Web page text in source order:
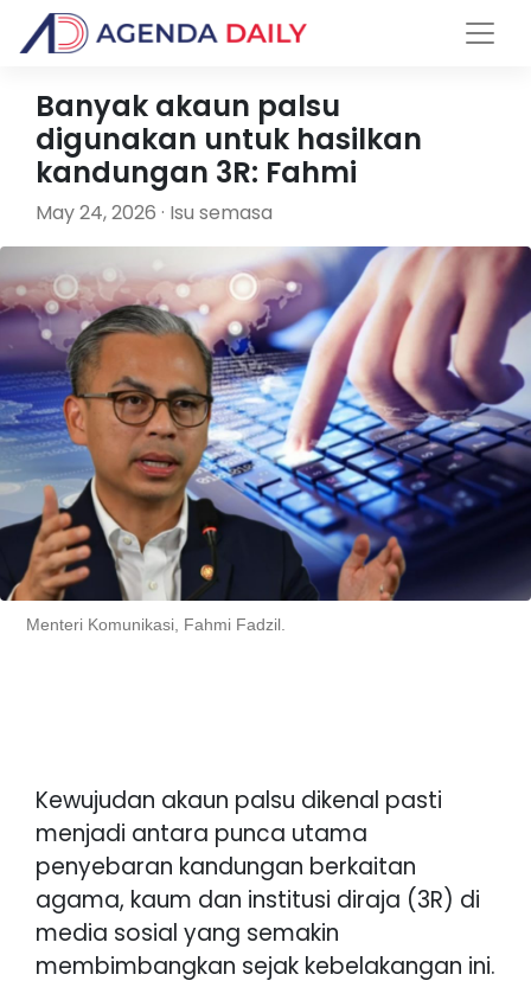
Banyak akaun palsu
digunakan untuk hasilkan
kandungan 3R: Fahmi
May 24, 2026 · Isu semasa
Menteri Komunikasi, Fahmi Fadzil.
Kewujudan akaun palsu dikenal pasti
menjadi antara punca utama
penyebaran kandungan berkaitan
agama, kaum dan institusi diraja (3R) di
media sosial yang semakin
membimbangkan sejak kebelakangan ini.